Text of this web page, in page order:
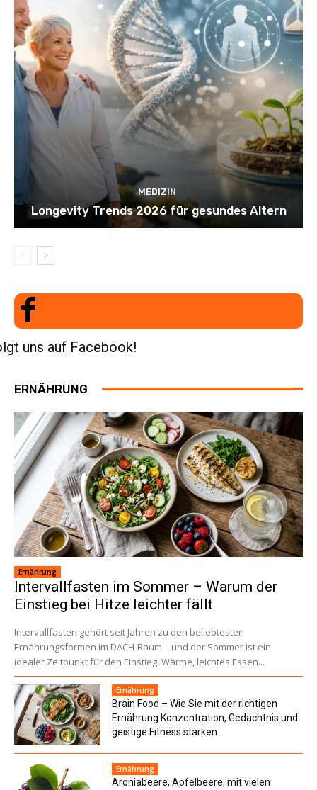
MEDIZIN
Longevity Trends 2026 für gesundes Altern
uns auf Facebook!
ERNÄHRUNG
Ernährung
Intervallfasten im Sommer – Warum der
Einstieg bei Hitze leichter fällt
Intervallfasten gehört seit Jahren zu den beliebtesten
Ernährungsformen im DACH-Raum – und der Sommer ist ein
idealer Zeitpunkt für den Einstieg. Wärme, leichtes Essen...
Ernährung
Brain Food – Wie Sie mit der richtigen
Ernährung Konzentration, Gedächtnis und
geistige Fitness stärken
Ernährung
Aroniabeere, Apfelbeere, mit vielen